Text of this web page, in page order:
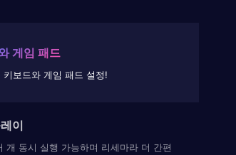
게임 패드
키보드와 게임 패드 설정!
이
개 동시 실행 가능하며 리세마라 더 간편